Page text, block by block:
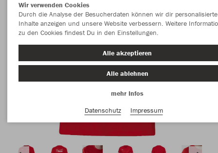
Wir verwenden Cookies
Durch die Analyse der Besucherdaten können wir dir personalisierte
Inhalte anzeigen und unsere Website verbessern. Weitere
zu den Cookies findest Du in den Einstellungen.
Alle akzeptieren
Alle ablehnen
mehr Infos
Datenschutz
Impressum